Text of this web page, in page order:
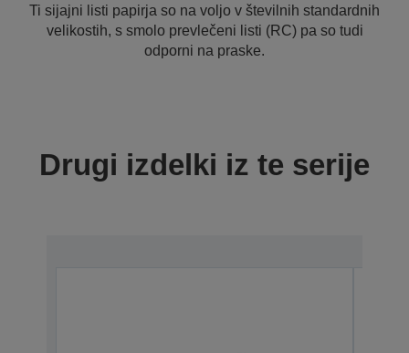
Ti sijajni listi papirja so na voljo v številnih standardnih
velikostih, s smolo prevlečeni listi (RC) pa so tudi
odporni na praske.
Drugi izdelki iz te serije